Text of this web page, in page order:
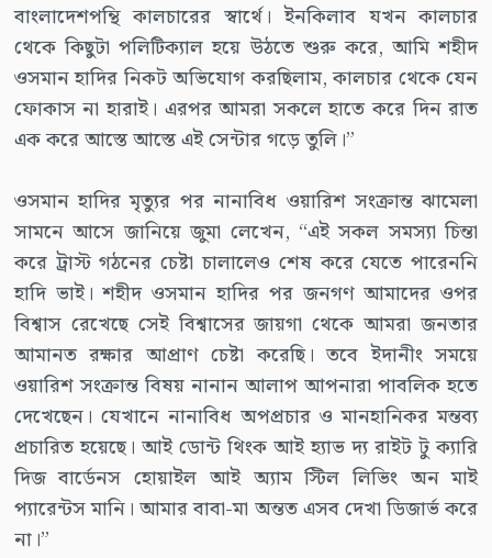
বাংলাদেশপন্থি কালচারের স্বার্থে। ইনকিলাব যখন কালচার
থেকে কিছুটা পলিটিক্যাল হয়ে উঠতে শুরু করে, আমি শহীদ
ওসমান হাদির নিকট অভিযোগ করছিলাম, কালচার থেকে যেন
ফোকাস না হারাই। এরপর আমরা সকলে হাতে করে দিন রাত
এক করে আস্তে আস্তে এই সেন্টার গড়ে তুলি।”
ওসমান হাদির মৃত্যুর পর নানাবিধ ওয়ারিশ সংক্রান্ত ঝামেলা
সামনে আসে জানিয়ে জুমা লেখেন, “এই সকল সমস্যা চিন্তা
করে ট্রাস্ট গঠনের চেষ্টা চালালেও শেষ করে যেতে পারেননি
হাদি ভাই। শহীদ ওসমান হাদির পর জনগণ আমাদের ওপর
বিশ্বাস রেখেছে সেই বিশ্বাসের জায়গা থেকে আমরা জনতার
আমানত রক্ষার আপ্রাণ চেষ্টা করেছি। তবে ইদানীং সময়ে
ওয়ারিশ সংক্রান্ত বিষয় নানান আলাপ আপনারা পাবলিক হতে
দেখেছেন। যেখানে নানাবিধ অপপ্রচার ও মানহানিকর মন্তব্য
প্রচারিত হয়েছে। আই ডোন্ট থিংক আই হ্যাভ দ্য রাইট টু ক্যারি
দিজ বার্ডেনস হোয়াইল আই অ্যাম স্টিল লিভিং অন মাই
প্যারেন্টস মানি। আমার বাবা-মা অন্তত এসব দেখা ডিজার্ভ করে
না।”